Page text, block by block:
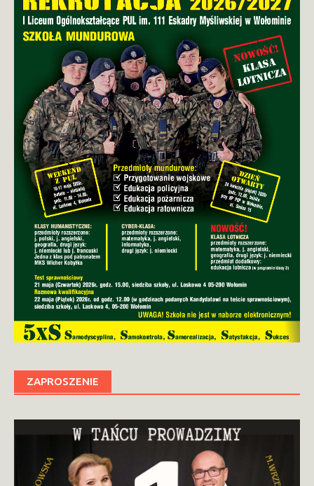
ZAPROSZENIE